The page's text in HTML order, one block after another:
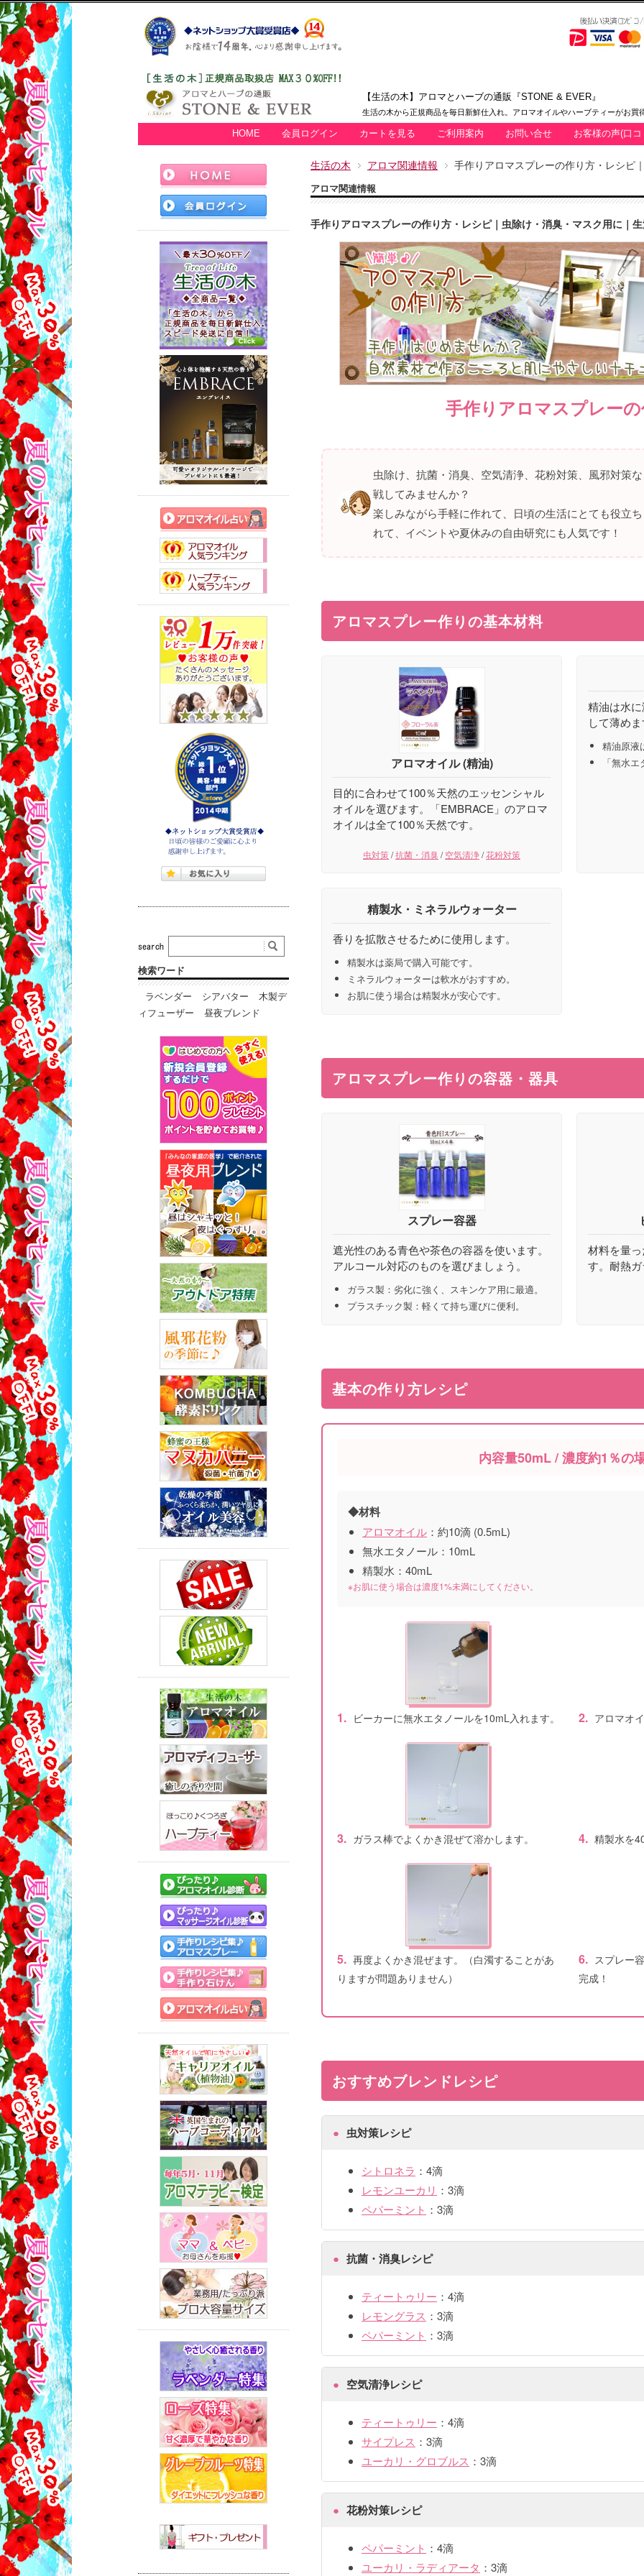
【生活の木】アロマとハーブの通販『STONE & EVER』
生活の木から正規商品を毎日新鮮仕入れ。アロマオイルやハーブティーがお買
HOME 会員ログイン カートを見る ご利用案内 お問い合せ お客様の声(口コ
生活の木 アロマ関連情報 手作りアロマスプレーの作り方・レシピ
アロマ関連情報
手作りアロマスプレーの作り方・レシピ｜虫除け・消臭・マスク用に｜
手作りアロマスプレー
虫除け、抗菌・消臭、空気清浄、花粉対策、風邪対策
戦してみませんか？
楽しみながら手軽に作れて、日頃の生活にとても役立
れて、イベントや夏休みの自由研究にも人気です！
アロマスプレー作りの基本材料
アロマオイル (精油)
目的に合わせて100％天然のエッセンシャル
オイルを選びます。「EMBRACE」のアロマ
オイルは全て100％天然です。
虫対策/抗菌・消臭/空気清浄/花粉対策
精油は水
して薄め
精油原液
「無水
精製水・ミネラルウォーター
香りを拡散させるために使用します。
精製水は薬局で購入可能です。
ミネラルウォーターは軟水がおすすめ。
お肌に使う場合は精製水が安心です。
アロマスプレー作りの容器・器具
スプレー容器
遮光性のある青色や茶色の容器を使います。
アルコール対応のものを選びましょう。
ガラス製：劣化に強く、スキンケア用に最適。
プラスチック製：軽くて持ち運びに便利。
材料を量
す。耐熱
基本の作り方レシピ
内容量50mL / 濃度約1％の
◆材料
アロマオイル ：約10滴 (0.5mL)
無水エタノール：10mL
精製水：40mL
※お肌に使う場合は濃度1%未満にしてください。
1. ビーカーに無水エタノールを10mL入れます。 2. アロマオ
3. ガラス棒でよくかき混ぜて溶かします。 4. 精製水を
5. 再度よくかき混ぜます。（白濁することがあ
りますが問題ありません）
6. スプレー
完成！
おすすめブレンドレシピ
虫対策レシピ
シトロネラ ：4滴
レモンユーカリ ：3滴
ペパーミント ：3滴
抗菌・消臭レシピ
ティートゥリー ：4滴
レモングラス ：3滴
ペパーミント ：3滴
空気清浄レシピ
ティートゥリー ：4滴
サイプレス ：3滴
ユーカリ・グロブルス ：3滴
花粉対策レシピ
ペパーミント ：4滴
ユーカリ・ラディアータ ：3滴
検索ワード
ラベンダー シアバター
木製デ
ィフューザー
昼夜ブレンド